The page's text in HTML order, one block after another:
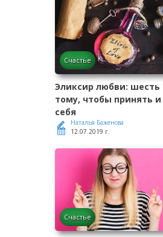
Счастье
Эликсир любви: шесть
тому, чтобы принять
себя
Наталья Баженова
12.07.2019 г.
Счастье